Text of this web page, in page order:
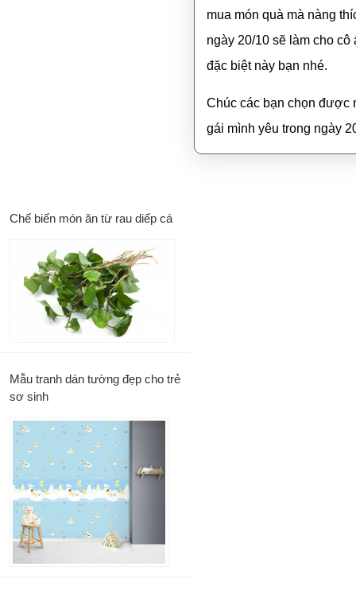
mua món quà mà nàng
ngày 20/10 sẽ làm cho
đặc biệt này bạn nhé.
Chúc các bạn chọn được
gái mình yêu trong ngày
Chế biến món ăn từ rau diếp cá
Mẫu tranh dán tường đẹp cho trẻ
sơ sinh